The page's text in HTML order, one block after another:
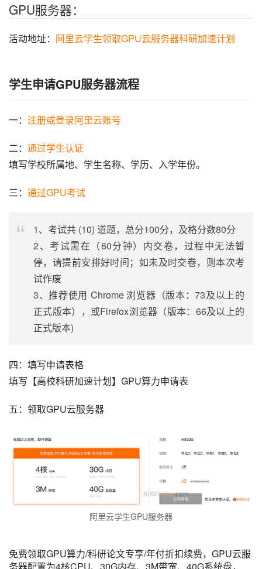
GPU服务器：
活动地址： 阿里云学生领取GPU云服务器科研加速计划
学生申请GPU服务器流程
一： 注册或登录阿里云账号
二： 通过学生认证
填写学校所属地、学生名称、学历、入学年份。
三： 通过GPU考试
1、考试共 (10) 道题，总分100分，及格分数80分
2、考试需在（60分钟）内交卷，过程中无法暂
停，请提前安排好时间；如未及时交卷，则本次考
试作废
3、推荐使用 Chrome 浏览器（版本：73及以上的
正式版本），或Firefox浏览器（版本：66及以上的
正式版本)
四：填写申请表格
填写【高校科研加速计划】GPU算力申请表
五：领取GPU云服务器
阿里云学生GPU服务器
免费领取GPU算力/科研论文专享/年付折扣续费，GPU云服